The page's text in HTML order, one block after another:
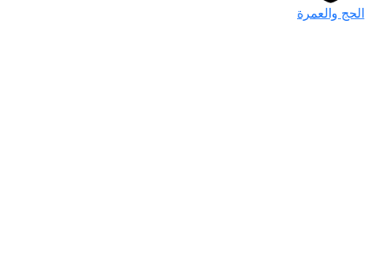
الحج والعمرة